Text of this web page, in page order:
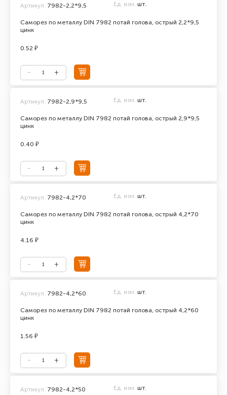
Саморез по металлу DIN 7982 потай голова, острый 2,2*9,5
цинк
Артикул: 7982-2,2*9,5 Ед. изм. шт.
0.52 ₽
Саморез по металлу DIN 7982 потай голова, острый 2,9*9,5
цинк
Артикул: 7982-2,9*9,5 Ед. изм. шт.
0.40 ₽
Саморез по металлу DIN 7982 потай голова, острый 4,2*70
цинк
Артикул: 7982-4,2*70 Ед. изм. шт.
4.16 ₽
Саморез по металлу DIN 7982 потай голова, острый 4,2*60
цинк
Артикул: 7982-4,2*60 Ед. изм. шт.
1.56 ₽
Артикул: 7982-4,2*50 Ед. изм. шт.